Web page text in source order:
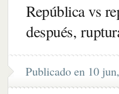
República vs
después,
Publicado en 10